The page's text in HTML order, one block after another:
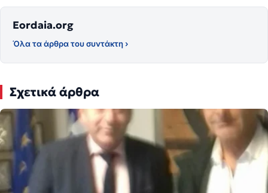
Eordaia.org
Όλα τα άρθρα του συντάκτη ›
Σχετικά άρθρα